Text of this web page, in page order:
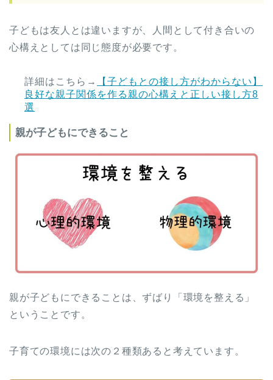
子どもは友人とは違いますが、人間として付き合いの
心構えとしては同じ態度が必要です。
詳細はこちら→
【子どもとの接し方がわからない】
良好な親子関係を作る親の心構えと正しい接し方8
選
親が子どもにできること
親が子どもにできることは、ずばり「環境を整える」
ということです。
子育ての環境には次の２種類あると考えています。